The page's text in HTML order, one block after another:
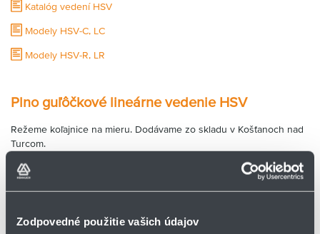
Zodpovedné použitie vašich údajov
Katalóg vedení HSV
Modely HSV-C, LC
Modely HSV-R, LR
Voľba presnosti
Výber príslušenstva
Výpočty pre lineárne vedenia
Plno guľôčkové lineárne vedenie HSV
Režeme koľajnice na mieru. Dodávame zo skladu v Košťanoch nad
Turcom.
K dispozícii sú veľkosti 15 až 45.
Ekonomický variant typu HSR s identickými a celosvetovo
Vozíky je možné vybaviť typom ZZ, t. j. oceľovým predsadeným